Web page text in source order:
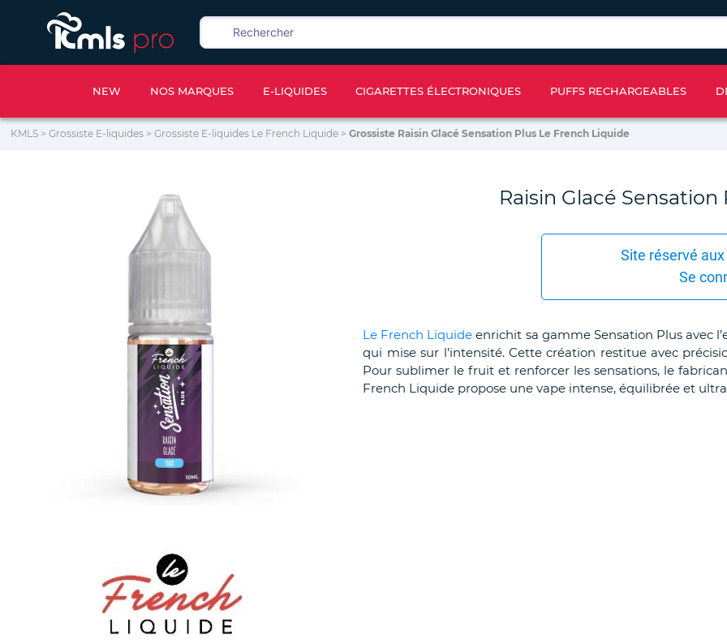
NEW NOS MARQUES E-LIQUIDES CIGARETTES ÉLECTRONIQUES PUFFS RECHARGEABLES
KMLS > Grossiste E-liquides > Grossiste E-liquides Le French Liquide > Grossiste Raisin Glacé Sensation Plus Le French Liquide
Raisin Glacé
Site réservé
Se
Le French Liquide enrichit sa gamme Sensation Plus avec
qui mise sur l’intensité. Cette création restitue avec
Pour sublimer le fruit et renforcer les sensations, le
French Liquide propose une vape intense, équilibrée et